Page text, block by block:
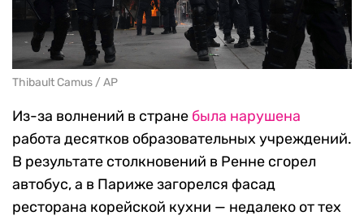
Thibault Camus / AP
Из-за волнений в стране была нарушена
работа десятков образовательных учреждений.
В результате столкновений в Ренне сгорел
автобус, а в Париже загорелся фасад
ресторана корейской кухни — недалеко от тех